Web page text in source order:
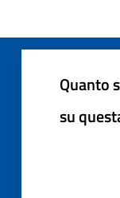
Quanto
su